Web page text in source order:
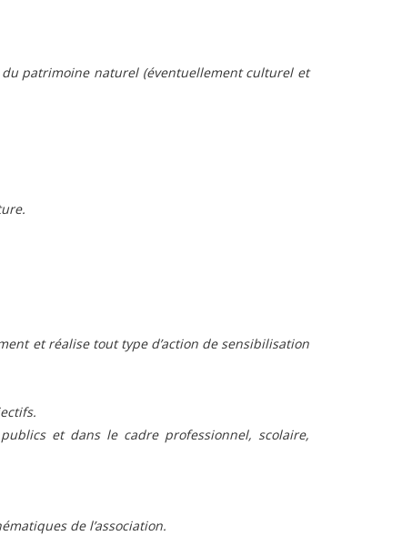
patrimoine naturel (éventuellement culturel et
et réalise tout type d’action de sensibilisation
et dans le cadre professionnel, scolaire,
de l’association.